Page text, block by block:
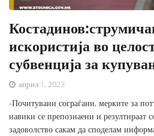
искористија во
субвенција за
април 1, 2023
-Почитувани сограѓани, мерките за
навики се препознаени и резултираат
задоволство сакам да споделам